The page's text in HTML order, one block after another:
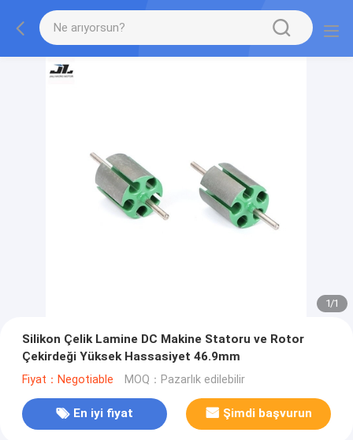
1/1
Silikon Çelik Lamine DC Makine Statoru ve Rotor
Çekirdeği Yüksek Hassasiyet 46.9mm
Fiyat：Negotiable MOQ：Pazarlık edilebilir
En iyi fiyat Şimdi başvurun